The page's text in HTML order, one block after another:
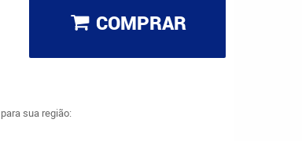
COMPRAR
sua região: